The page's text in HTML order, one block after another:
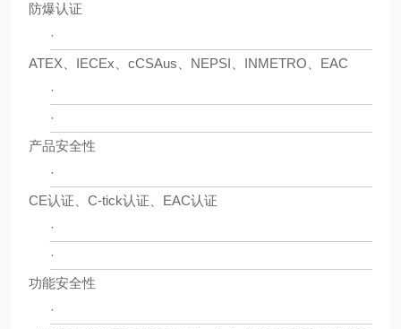
防爆认证
·
ATEX、IECEx、cCSAus、NEPSI、INMETRO、EAC
·
·
产品安全性
·
CE认证、C-tick认证、EAC认证
·
·
功能安全性
·